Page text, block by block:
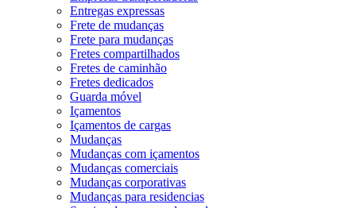
Entregas expressas
Frete de mudanças
Frete para mudanças
Fretes compartilhados
Fretes de caminhão
Fretes dedicados
Guarda móvel
Içamentos
Içamentos de cargas
Mudanças
Mudanças com içamentos
Mudanças comerciais
Mudanças corporativas
Mudanças para residencias